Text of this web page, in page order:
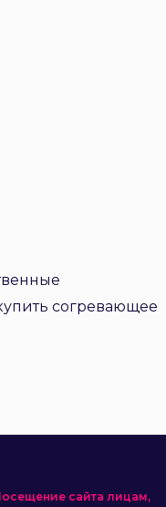
согревающее
сайта лицам,